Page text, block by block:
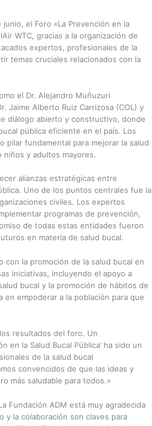
el Foro «La Prevención en la
WTC, gracias a la organización de
expertos, profesionales de la
temas cruciales relacionados con la
el Dr. Alejandro Muñuzuri
Jaime Alberto Ruiz Carrizosa (COL) y
diálogo abierto y constructivo, donde
pública eficiente en el país. Los
pilar fundamental para mejorar la salud
y adultos mayores.
alianzas estratégicas entre
Uno de los puntos centrales fue la
civiles. Los expertos
programas de prevención,
de todas estas entidades fueron
en materia de salud bucal.
con la promoción de la salud bucal en
iniciativas, incluyendo el apoyo a
bucal y la promoción de hábitos de
en empoderar a la población para que
resultados del foro. Un
en la Salud Bucal Pública’ ha sido un
de la salud bucal
convencidos de que las ideas y
más saludable para todos.»
Fundación ADM está muy agradecida
la colaboración son claves para